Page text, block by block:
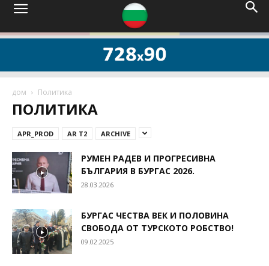
дом Политика
ПОЛИТИКА
APR_PROD AR T2 ARCHIVE
РУМЕН РАДЕВ И ПРОГРЕСИВНА
БЪЛГАРИЯ В БУРГАС 2026.
28.03.2026
БУРГАС ЧЕСТВА ВЕК И ПОЛОВИНА
СВОБОДА ОТ ТУРСКОТО РОБСТВО!
09.02.2025